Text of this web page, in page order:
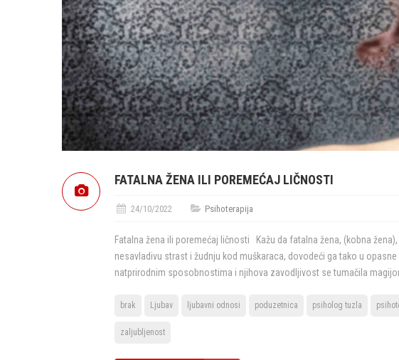
FATALNA ŽENA ILI POREMEĆAJ LIČNOSTI
24/10/2022 Psihoterapija
Fatalna žena ili poremećaj ličnosti Kažu da fatalna žena, (kobna
nesavladivu strast i žudnju kod muškaraca, dovodeći ga tako u
natprirodnim sposobnostima i njihova zavodljivost se tumačila
brak Ljubav ljubavni odnosi poduzetnica psiholog tuzla
zaljubljenost